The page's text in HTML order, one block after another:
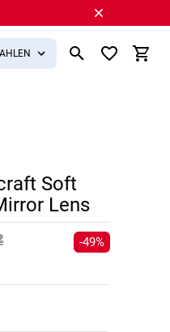
Soft
Lens
-49%